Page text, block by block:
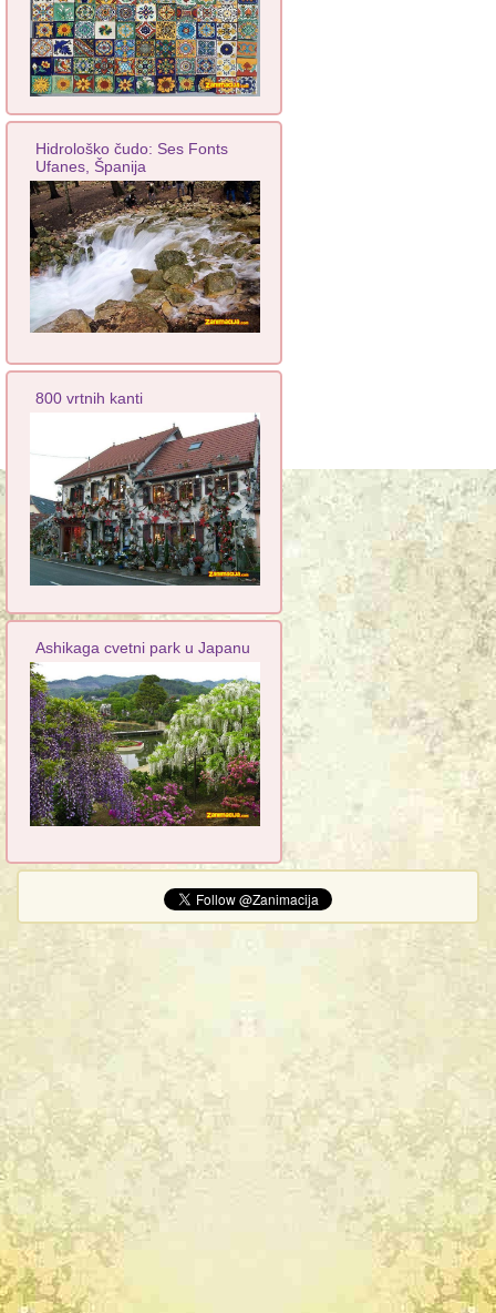
Hidrološko čudo: Ses Fonts
Ufanes, Španija
800 vrtnih kanti
Ashikaga cvetni park u Japanu